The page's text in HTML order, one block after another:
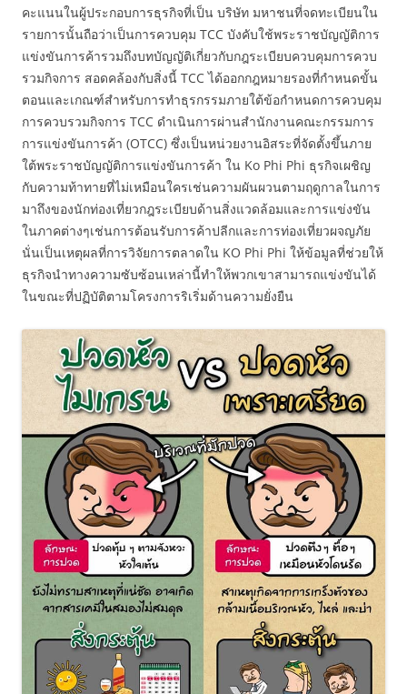
คะแนนในผู้ประกอบการธุรกิจที่เป็น บริษัท มหาชนที่จดทะเบียนใน
รายการนั้นถือว่าเป็นการควบคุม TCC บังคับใช้พระราชบัญญัติการ
แข่งขันการค้ารวมถึงบทบัญญัติเกี่ยวกับกฎระเบียบควบคุมการควบ
รวมกิจการ สอดคล้องกับสิ่งนี้ TCC ได้ออกกฎหมายรองที่กำหนดขั้น
ตอนและเกณฑ์สำหรับการทำธุรกรรมภายใต้ข้อกำหนดการควบคุม
การควบรวมกิจการ TCC ดำเนินการผ่านสำนักงานคณะกรรมการ
การแข่งขันการค้า (OTCC) ซึ่งเป็นหน่วยงานอิสระที่จัดตั้งขึ้นภาย
ใต้พระราชบัญญัติการแข่งขันการค้า ใน Ko Phi Phi ธุรกิจเผชิญ
กับความท้าทายที่ไม่เหมือนใครเช่นความผันผวนตามฤดูกาลในการ
มาถึงของนักท่องเที่ยวกฎระเบียบด้านสิ่งแวดล้อมและการแข่งขัน
ในภาคต่างๆเช่นการต้อนรับการค้าปลีกและการท่องเที่ยวผจญภัย
นั่นเป็นเหตุผลที่การวิจัยการตลาดใน KO Phi Phi ให้ข้อมูลที่ช่วยให้
ธุรกิจนำทางความซับซ้อนเหล่านี้ทำให้พวกเขาสามารถแข่งขันได้
ในขณะที่ปฏิบัติตามโครงการริเริ่มด้านความยั่งยืน